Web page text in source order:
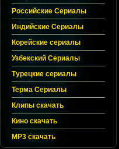
Российские Сериалы
Индийские Сериалы
Корейские сериалы
Узбекский Сериалы
Турецкие сериалы
Терма Сериалы
Клипы скачать
Кино скачать
MP3 скачать